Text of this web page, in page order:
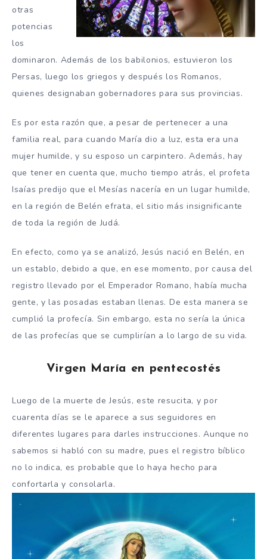
otras
potencias
los
dominaron. Además de los babilonios, estuvieron los
Persas, luego los griegos y después los Romanos,
quienes designaban gobernadores para sus provincias.
Es por esta razón que, a pesar de pertenecer a una
familia real, para cuando María dio a luz, esta era una
mujer humilde, y su esposo un carpintero. Además, hay
que tener en cuenta que, mucho tiempo atrás, el profeta
Isaías predijo que el Mesías nacería en un lugar humilde,
en la región de Belén efrata, el sitio más insignificante
de toda la región de Judá.
En efecto, como ya se analizó, Jesús nació en Belén, en
un establo, debido a que, en ese momento, por causa del
registro llevado por el Emperador Romano, había mucha
gente, y las posadas estaban llenas. De esta manera se
cumplió la profecía. Sin embargo, esta no sería la única
de las profecías que se cumplirían a lo largo de su vida.
Virgen María en pentecostés
Luego de la muerte de Jesús, este resucita, y por
cuarenta días se le aparece a sus seguidores en
diferentes lugares para darles instrucciones. Aunque no
sabemos si habló con su madre, pues el registro bíblico
no lo indica, es probable que lo haya hecho para
confortarla y consolarla.